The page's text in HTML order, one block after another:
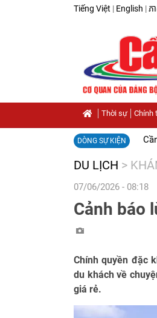
Tiếng Việt | English | ភ
Thời sự Chính
DÒNG SỰ KIỆN
DU LỊCH >
07/06/2026 - 08:18
Cảnh báo
Chính quyền đặc
du khách về
giá rẻ.